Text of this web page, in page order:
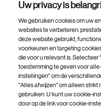
Footer Site Search
Onder
footer
© 2026
Privacybeleid
Uw privacy is
We gebruiken cookies om uw
websites te verbeteren:
deze website gebruikt,
voorkeuren en targeting
die voor u relevant is.
toestemming te geven voor
instellingen" om de
"Alles afwijzen" om alleen strikt
gebruiken. U kunt uw cookie-
door op de link voor cookie-